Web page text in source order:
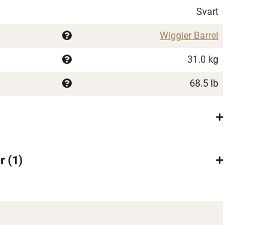
Svart
Wiggler Barrel
31.0 kg
68.5 lb
1